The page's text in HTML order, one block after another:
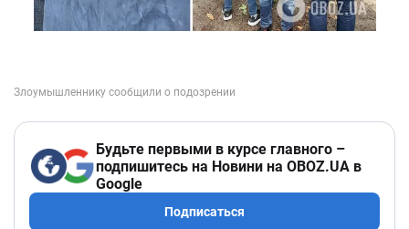
Будьте первыми в курсе главного –
подпишитесь на Новини на OBOZ.UA в
Google
Подписаться